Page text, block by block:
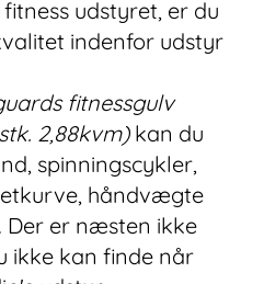
udstyret, er du
indenfor udstyr
fitnessgulv
2,88kvm)kan du
spinningscykler,
håndvægte
er næsten ikke
ikke kan finde når